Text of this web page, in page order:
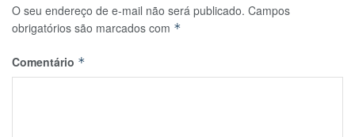
O seu endereço de e-mail não será publicado. Campos
obrigatórios são marcados com *
Comentário *